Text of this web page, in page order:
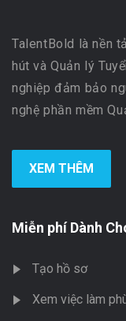
TalentBold là nền
hút và Quản lý
nghiệp đảm bảo
nghệ phần mềm
XEM THÊM
Miễn phí Dành
Tạo hồ sơ
Xem việc làm